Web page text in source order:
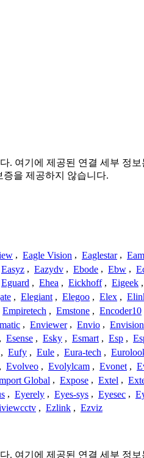
. 여기에 제공된 연결 세부
을 제공하지 않습니다.
, Eagle Vision , Eaglestar , Eam
Easyz , Eazydv , Ebode , Ebw ,
Eguard , Ehea , Eickhoff , Eigeek ,
, Elegiant , Elegoo , Elex ,
Empiretech , Emstone , Encoder10
, Enviewer , Envio , Envision
, Esense , Esky , Esmart , Esp ,
, Eufy , Eule , Eura-tech ,
, Evolveo , Evolylcam , Evonet ,
Global , Expose , Extel ,
, Eyerely , Eyes-sys , Eyesec ,
, Ezlink , Ezviz
. 여기에 제공된 연결 세부